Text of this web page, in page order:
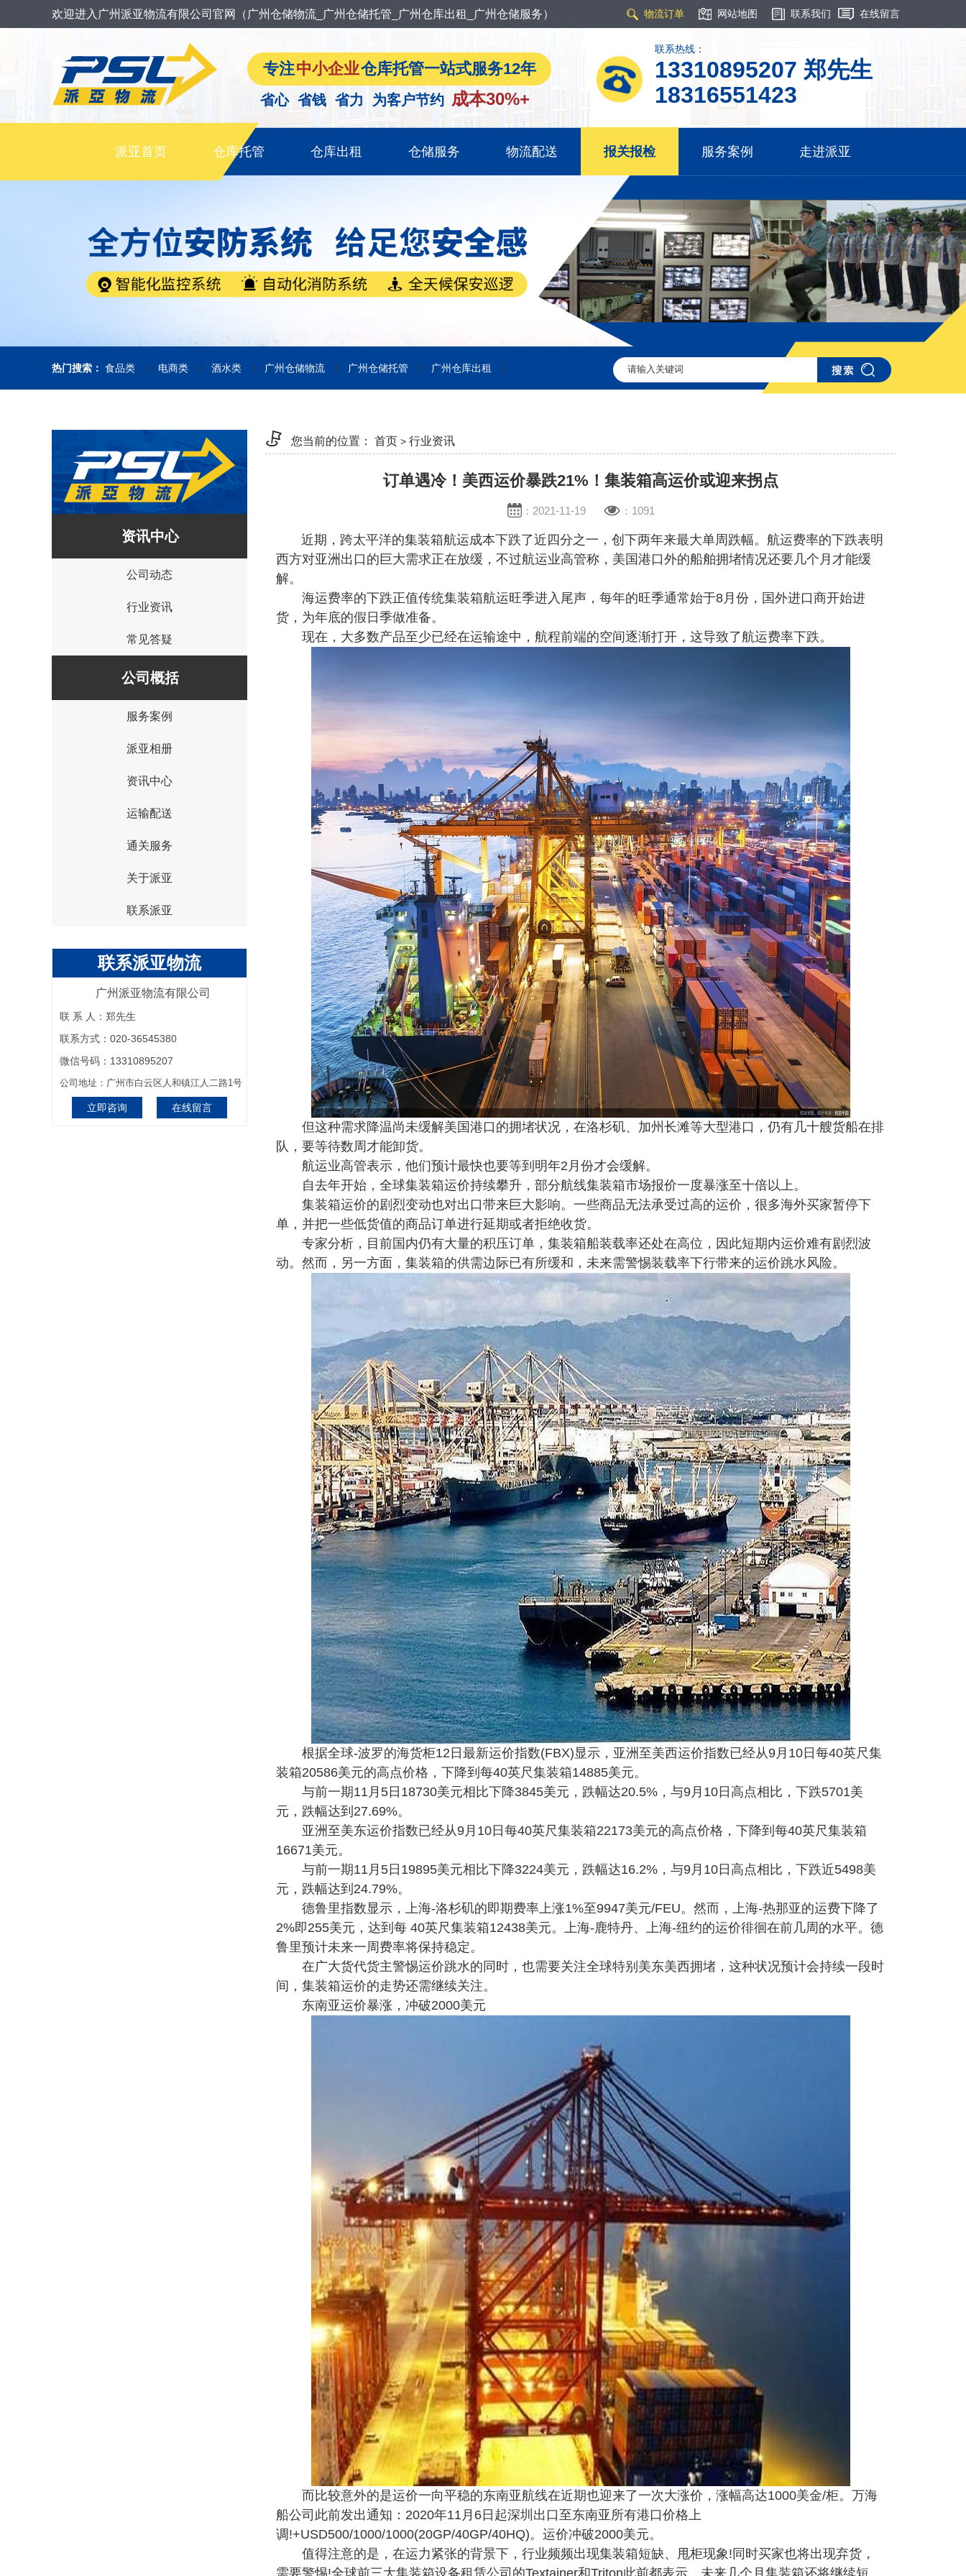
欢迎进入广州派亚物流有限公司官网（广州仓储物流_广州仓储托管_广州仓库出租_广州仓储服务） 物流订单 网站地图 联系我们 在线留言
专注中小企业仓库托管一站式服务12年
省心 省钱 省力 为客户节约 成本30%+
联系热线：
13310895207 郑先生
18316551423
派亚首页 仓库托管 仓库出租 仓储服务 物流配送 报关报检 服务案例 走进派亚
热门搜索： 食品类 | 电商类 | 酒水类 | 广州仓储物流 | 广州仓储托管 | 广州仓库出租 |
资讯中心
公司动态
行业资讯
常见答疑
公司概括
{I('company_id')}
服务案例
派亚相册
资讯中心
运输配送
通关服务
关于派亚
联系派亚
联系派亚物流
广州派亚物流有限公司
联 系 人：郑先生
联系方式：020-36545380
微信号码：13310895207
公司地址：广州市白云区人和镇江人二路1号
立即咨询 在线留言
您当前的位置： 首页 > 行业资讯
订单遇冷！美西运价暴跌21%！集装箱高运价或迎来拐点
：2021-11-19 ：1091
近期，跨太平洋的集装箱航运成本下跌了近四分之一，创下两年来最大单周跌幅。航运费率的下跌表明
西方对亚洲出口的巨大需求正在放缓，不过航运业高管称，美国港口外的船舶拥堵情况还要几个月才能缓
解。
海运费率的下跌正值传统集装箱航运旺季进入尾声，每年的旺季通常始于8月份，国外进口商开始进
货，为年底的假日季做准备。
现在，大多数产品至少已经在运输途中，航程前端的空间逐渐打开，这导致了航运费率下跌。
但这种需求降温尚未缓解美国港口的拥堵状况，在洛杉矶、加州长滩等大型港口，仍有几十艘货船在排
队，要等待数周才能卸货。
航运业高管表示，他们预计最快也要等到明年2月份才会缓解。
自去年开始，全球集装箱运价持续攀升，部分航线集装箱市场报价一度暴涨至十倍以上。
集装箱运价的剧烈变动也对出口带来巨大影响。一些商品无法承受过高的运价，很多海外买家暂停下
单，并把一些低货值的商品订单进行延期或者拒绝收货。
专家分析，目前国内仍有大量的积压订单，集装箱船装载率还处在高位，因此短期内运价难有剧烈波
动。然而，另一方面，集装箱的供需边际已有所缓和，未来需警惕装载率下行带来的运价跳水风险。
根据全球-波罗的海货柜12日最新运价指数(FBX)显示，亚洲至美西运价指数已经从9月10日每40英尺集
装箱20586美元的高点价格，下降到每40英尺集装箱14885美元。
与前一期11月5日18730美元相比下降3845美元，跌幅达20.5%，与9月10日高点相比，下跌5701美
元，跌幅达到27.69%。
亚洲至美东运价指数已经从9月10日每40英尺集装箱22173美元的高点价格，下降到每40英尺集装箱
16671美元。
与前一期11月5日19895美元相比下降3224美元，跌幅达16.2%，与9月10日高点相比，下跌近5498美
元，跌幅达到24.79%。
德鲁里指数显示，上海-洛杉矶的即期费率上涨1%至9947美元/FEU。然而，上海-热那亚的运费下降了
2%即255美元，达到每 40英尺集装箱12438美元。上海-鹿特丹、上海-纽约的运价徘徊在前几周的水平。德
鲁里预计未来一周费率将保持稳定。
在广大货代货主警惕运价跳水的同时，也需要关注全球特别美东美西拥堵，这种状况预计会持续一段时
间，集装箱运价的走势还需继续关注。
东南亚运价暴涨，冲破2000美元
而比较意外的是运价一向平稳的东南亚航线在近期也迎来了一次大涨价，涨幅高达1000美金/柜。万海
船公司此前发出通知：2020年11月6日起深圳出口至东南亚所有港口价格上
调!+USD500/1000/1000(20GP/40GP/40HQ)。运价冲破2000美元。
值得注意的是，在运力紧张的背景下，行业频频出现集装箱短缺、甩柜现象!同时买家也将出现弃货，
需要警惕!全球前三大集装箱设备租赁公司的Textainer和Triton此前都表示，未来几个月集装箱还将继续短